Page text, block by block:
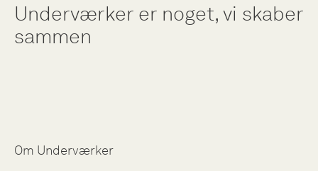
Underværker er noget, vi skaber
sammen
Om Underværker